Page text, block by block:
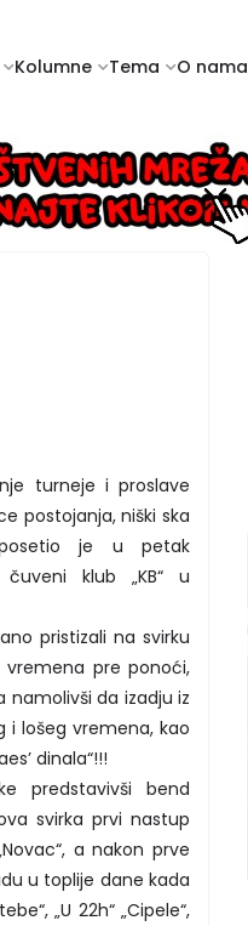
Kolumne Tema O nama
turneje i proslave
postojanja, niški ska
je u petak
čuveni klub „KB“ u
pristizali na svirku
pre ponoći,
namolivši da izadju iz
i lošeg vremena, kao
dinala“!!!
predstavivši bend
svirka prvi nastup
a nakon prve
u toplije dane kada
„U 22h“ „Cipele“,